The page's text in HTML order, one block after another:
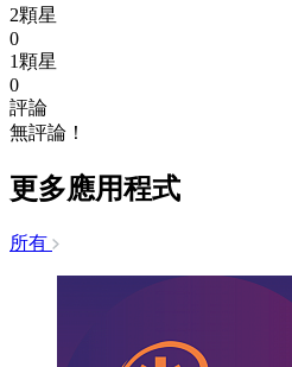
2顆星
0
1顆星
0
評論
無評論！
更多應用程式
所有